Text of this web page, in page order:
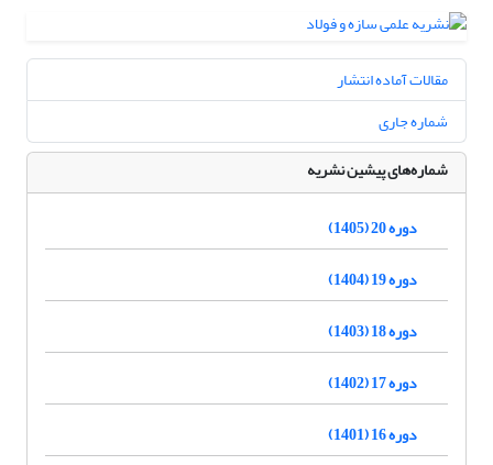
مقالات آماده انتشار
شماره جاری
شماره‌های پیشین نشریه
دوره 20 (1405)
دوره 19 (1404)
دوره 18 (1403)
دوره 17 (1402)
دوره 16 (1401)